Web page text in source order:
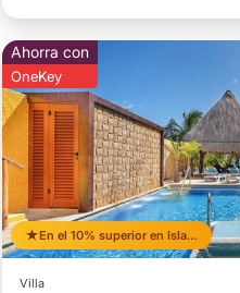
En el 10% superior en Isla Mujeres
Ahorra con
OneKey
Villa